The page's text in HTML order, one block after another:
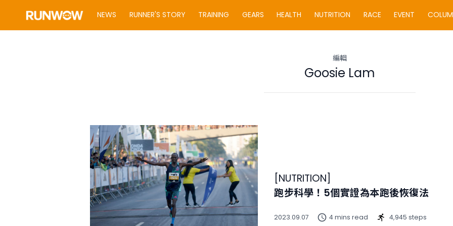
NEWS RUNNER'S STORY TRAINING GEARS HEALTH NUTRITION RACE EVENT
編輯
Goosie Lam
NUTRITION
跑步科學！5個實證為本跑後恢復法
2023.09.07 4 mins read 4,945 steps